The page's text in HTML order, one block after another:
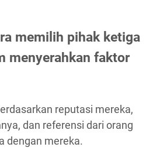
memilih pihak ketiga
menyerahkan faktor
reputasi mereka,
dan referensi dari orang
dengan mereka.